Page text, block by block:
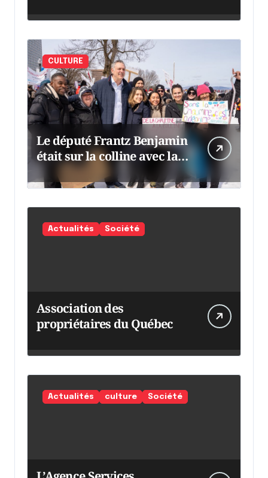
CULTURE
Le député Frantz Benjamin
était sur la colline avec la
chaumine
Actualités Société
Association des
propriétaires du Québec
Actualités culture Société